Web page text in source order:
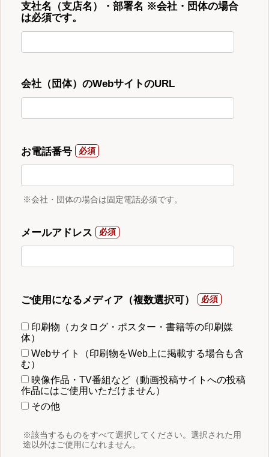
支社名（支店名）・部署名 ※会社・団体の場合
は必須です。
会社（団体）のWebサイトのURL
お電話番号
※会社・団体の場合は固定電話必須です。
メールアドレス
ご使用になるメディア（複数選択可）
印刷物（カタログ・ポスター・書籍等の印刷媒
体）
Webサイト（印刷物をWeb上に掲載する場合も含
む）
映像作品・TV番組など（動画投稿サイトへの投稿
作品にはご使用いただけません）
その他
※該当するものをすべて選択してください。選択された用
途以外はご使用になれません。